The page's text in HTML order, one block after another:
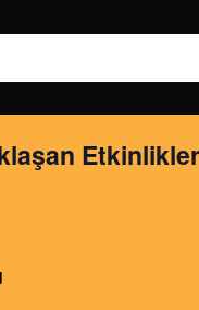
Etkinlikler